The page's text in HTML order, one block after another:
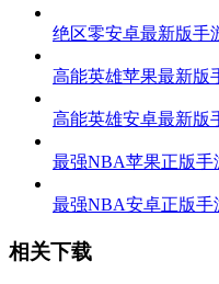
绝区零安卓最新版手
高能英雄苹果最新版
高能英雄安卓最新版
最强NBA苹果正版手
最强NBA安卓正版手
相关下载